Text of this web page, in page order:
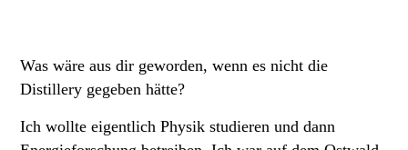
Was wäre aus dir geworden, wenn es nicht die
Distillery gegeben hätte?
Ich wollte eigentlich Physik studieren und dann